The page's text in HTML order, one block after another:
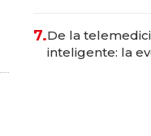
7.De la
inteligente: la